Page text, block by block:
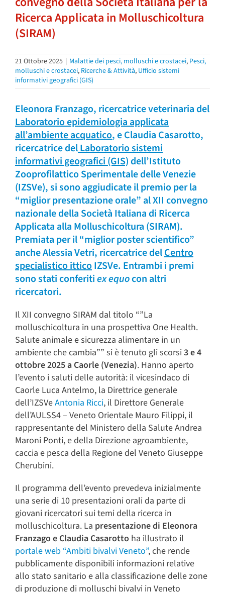
Ricerca Applicata in Molluschicoltura
(SIRAM)
21 Ottobre 2025 | Malattie dei pesci, molluschi e crostacei, Pesci,
molluschi e crostacei, Ricerche & Attività, Ufficio sistemi
informativi geografici (GIS)
Eleonora Franzago, ricercatrice veterinaria del
Laboratorio epidemiologia applicata
all’ambiente acquatico, e Claudia Casarotto,
ricercatrice delLaboratorio sistemi
informativi geografici (GIS)dell’Istituto
Zooprofilattico Sperimentale delle Venezie
(IZSVe), si sono aggiudicate il premio per la
“miglior presentazione orale” al XII convegno
nazionale della Società Italiana di Ricerca
Applicata alla Molluschicoltura (SIRAM).
Premiata per il “miglior poster scientifico”
anche Alessia Vetri, ricercatrice delCentro
specialistico itticoIZSVe. Entrambi i premi
sono stati conferitiex equocon altri
ricercatori.
Il XII convegno SIRAM dal titolo “”La
molluschicoltura in una prospettiva One Health.
Salute animale e sicurezza alimentare in un
ambiente che cambia”” si è tenuto gli scorsi3 e 4
ottobre 2025 a Caorle (Venezia). Hanno aperto
l’evento i saluti delle autorità: il vicesindaco di
Caorle Luca Antelmo, la Direttrice generale
dell’IZSVeAntonia Ricci, il Direttore Generale
dell’AULSS4 – Veneto Orientale Mauro Filippi, il
rappresentante del Ministero della Salute Andrea
Maroni Ponti, e della Direzione agroambiente,
caccia e pesca della Regione del Veneto Giuseppe
Cherubini.
Il programma dell’evento prevedeva inizialmente
una serie di 10 presentazioni orali da parte di
giovani ricercatori sui temi della ricerca in
molluschicoltura. La presentazione di Eleonora
Franzago e Claudia Casarotto ha illustrato il
portale web “Ambiti bivalvi Veneto”, che rende
pubblicamente disponibili informazioni relative
allo stato sanitario e alla classificazione delle zone
di produzione di molluschi bivalvi in Veneto